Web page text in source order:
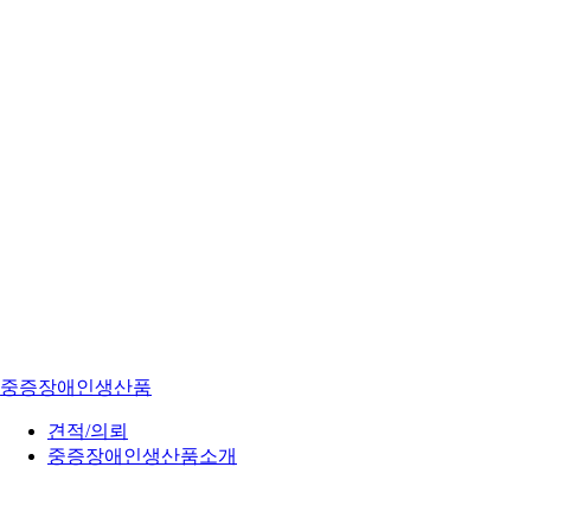
중증장애인생산품
견적/의뢰
중증장애인생산품소개